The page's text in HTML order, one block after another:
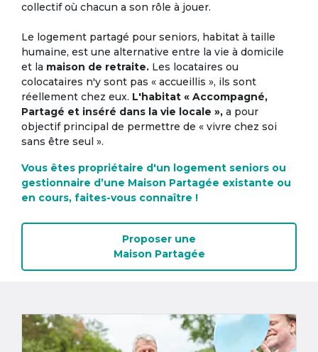
collectif où chacun a son rôle à jouer.
Le logement partagé pour seniors, habitat à taille
humaine, est une alternative entre la vie à domicile
et la maison de retraite. Les locataires ou
colocataires n'y sont pas « accueillis », ils sont
réellement chez eux. L'habitat « Accompagné,
Partagé et inséré dans la vie locale », a pour
objectif principal de permettre de « vivre chez soi
sans être seul ».
Vous êtes propriétaire d'un logement seniors ou
gestionnaire d’une Maison Partagée existante ou
en cours, faites-vous connaître !
Proposer une
Maison Partagée